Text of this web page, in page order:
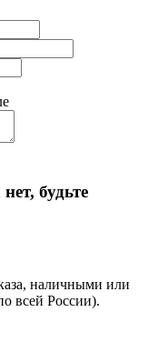
будьте
наличными или
всей России).